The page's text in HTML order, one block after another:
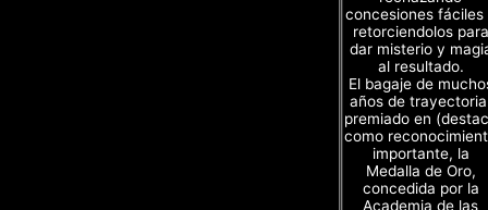
concesiones fáciles
retorciendolos para
dar misterio y
al resultado.
El bagaje de
años de
premiado en
como
importante, la
Medalla de Oro,
concedida por la
Academia de las